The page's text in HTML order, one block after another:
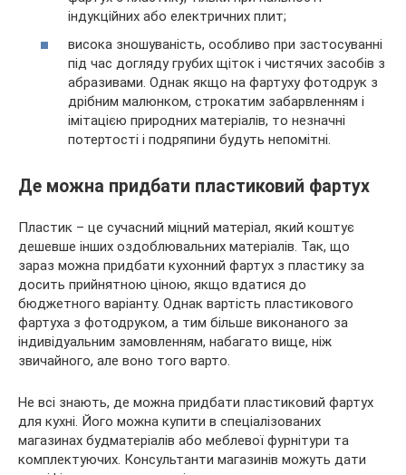
індукційних або електричних плит;
висока зношуваність, особливо при застосуванні
під час догляду грубих щіток і чистячих засобів з
абразивами. Однак якщо на фартуху фотодрук з
дрібним малюнком, строкатим забарвленням і
імітацією природних матеріалів, то незначні
потертості і подряпини будуть непомітні.
Де можна придбати пластиковий фартух
Пластик – це сучасний міцний матеріал, який коштує
дешевше інших оздоблювальних матеріалів. Так, що
зараз можна придбати кухонний фартух з пластику за
досить прийнятною ціною, якщо вдатися до
бюджетного варіанту. Однак вартість пластикового
фартуха з фотодруком, а тим більше виконаного за
індивідуальним замовленням, набагато вище, ніж
звичайного, але воно того варто.
Не всі знають, де можна придбати пластиковий фартух
для кухні. Його можна купити в спеціалізованих
магазинах будматеріалів або меблевої фурнітури та
комплектуючих. Консультанти магазинів можуть дати